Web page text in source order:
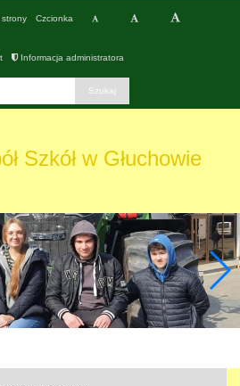
Czcionka
Informacja administratora
Szkół w Głuchowie